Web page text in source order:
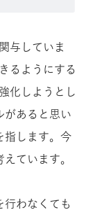
与していま
るようにする
化しようとし
があると思い
指します。今
ています。
行わなくても